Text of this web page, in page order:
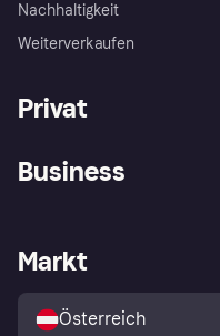
Nachhaltigkeit
Weiterverkaufen
Privat
Shops entdecken
Business
Händlerportal
Markt
Österreich